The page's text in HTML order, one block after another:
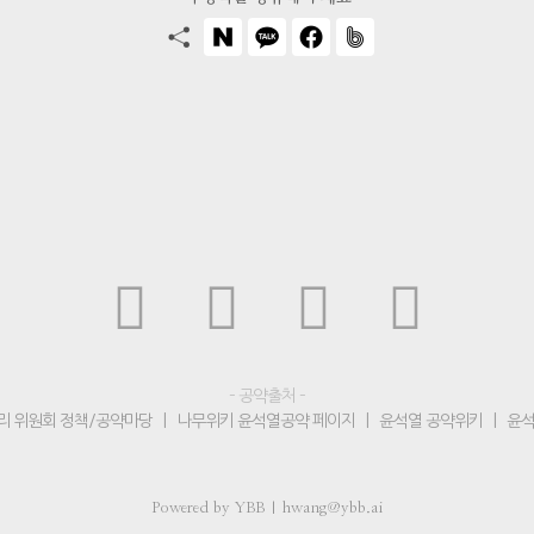
– 공약출처 –
위원회 정책/공약마당
나무위키 윤석열공약 페이지 윤석열 공약위키 윤
Powered by YBB | hwang@ybb.ai